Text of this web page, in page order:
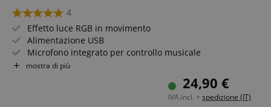
4
Effetto luce RGB in movimento
Alimentazione USB
Microfono integrato per controllo musicale
Robusto corpo in plastica
Adatto per montaggio a parete e soffitto
Un must per sale feste, feste in giardino e DJ mobili
mostra di più
24,90 €
IVA.incl. + spedizione (IT)